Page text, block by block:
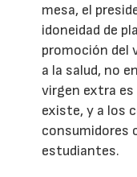
mesa, el
idoneidad de
promoción del
a la salud, no
virgen extra es
existe, y a los
consumidores
estudiantes.